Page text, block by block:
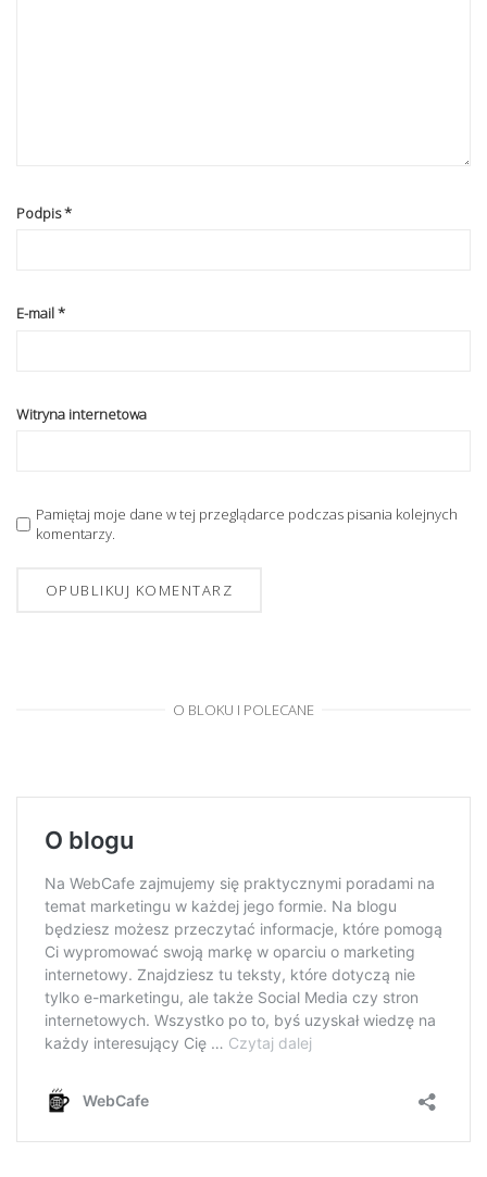
Podpis*
E-mail*
Witryna internetowa
Pamiętaj moje dane w tej przeglądarce podczas pisania kolejnych
komentarzy.
O BLOKU I POLECANE